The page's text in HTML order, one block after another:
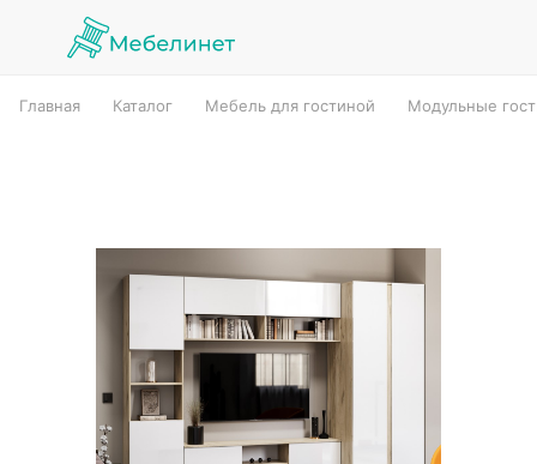
Главная Каталог Мебель для гостиной Модульные